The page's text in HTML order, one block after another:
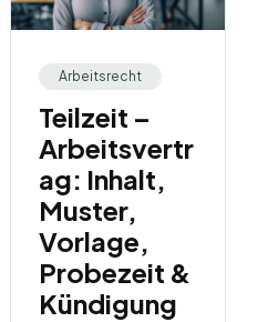
Arbeitsrecht
Teilzeit –
Arbeitsvertr
ag: Inhalt,
Muster,
Vorlage,
Probezeit &
Kündigung